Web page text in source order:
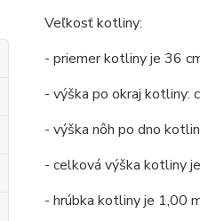
Veľkosť kotliny:
- priemer kotliny je 36
- výška po okraj kotliny:
- výška nôh po dno
- celková výška kotliny
- hrúbka kotliny je 1,00